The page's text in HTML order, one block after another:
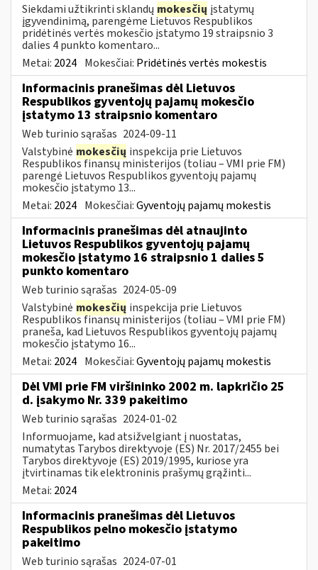
Siekdami užtikrinti sklandų mokesčių įstatymų
įgyvendinimą, parengėme Lietuvos Respublikos
pridėtinės vertės mokesčio įstatymo 19 straipsnio 3
dalies 4 punkto komentaro...
Metai: 2024 Mokesčiai: Pridėtinės vertės mokestis
Informacinis pranešimas dėl Lietuvos
Respublikos gyventojų pajamų mokesčio
įstatymo 13 straipsnio komentaro
Web turinio sąrašas 2024-09-11
Valstybinė mokesčių inspekcija prie Lietuvos
Respublikos finansų ministerijos (toliau – VMI prie FM)
parengė Lietuvos Respublikos gyventojų pajamų
mokesčio įstatymo 13...
Metai: 2024 Mokesčiai:Gyventojų pajamų mokestis
Informacinis pranešimas dėl atnaujinto
Lietuvos Respublikos gyventojų pajamų
mokesčio įstatymo 16 straipsnio 1 dalies 5
punkto komentaro
Web turinio sąrašas 2024-05-09
Valstybinė mokesčių inspekcija prie Lietuvos
Respublikos finansų ministerijos (toliau – VMI prie FM)
praneša, kad Lietuvos Respublikos gyventojų pajamų
mokesčio įstatymo 16...
Metai: 2024 Mokesčiai:Gyventojų pajamų mokestis
Dėl VMI prie FM viršininko 2002 m. lapkričio 25
d. įsakymo Nr. 339 pakeitimo
Web turinio sąrašas 2024-01-02
Informuojame, kad atsižvelgiant į nuostatas,
numatytas Tarybos direktyvoje (ES) Nr. 2017/2455 bei
Tarybos direktyvoje (ES) 2019/1995, kuriose yra
įtvirtinamas tik elektroninis prašymų grąžinti...
Metai: 2024
Informacinis pranešimas dėl Lietuvos
Respublikos pelno mokesčio įstatymo
pakeitimo
Web turinio sąrašas 2024-07-01